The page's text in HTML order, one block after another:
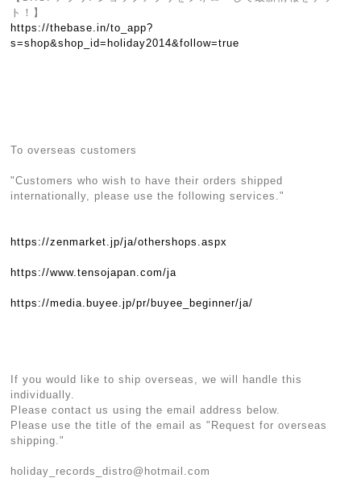
ト！】
https://thebase.in/to_app?
s=shop&shop_id=holiday2014&follow=true
To overseas customers
"Customers who wish to have their orders shipped
internationally, please use the following services."
https://zenmarket.jp/ja/othershops.aspx
https://www.tensojapan.com/ja
https://media.buyee.jp/pr/buyee_beginner/ja/
If you would like to ship overseas, we will handle this
individually.
Please contact us using the email address below.
Please use the title of the email as "Request for overseas
shipping."
holiday_records_distro@hotmail.com